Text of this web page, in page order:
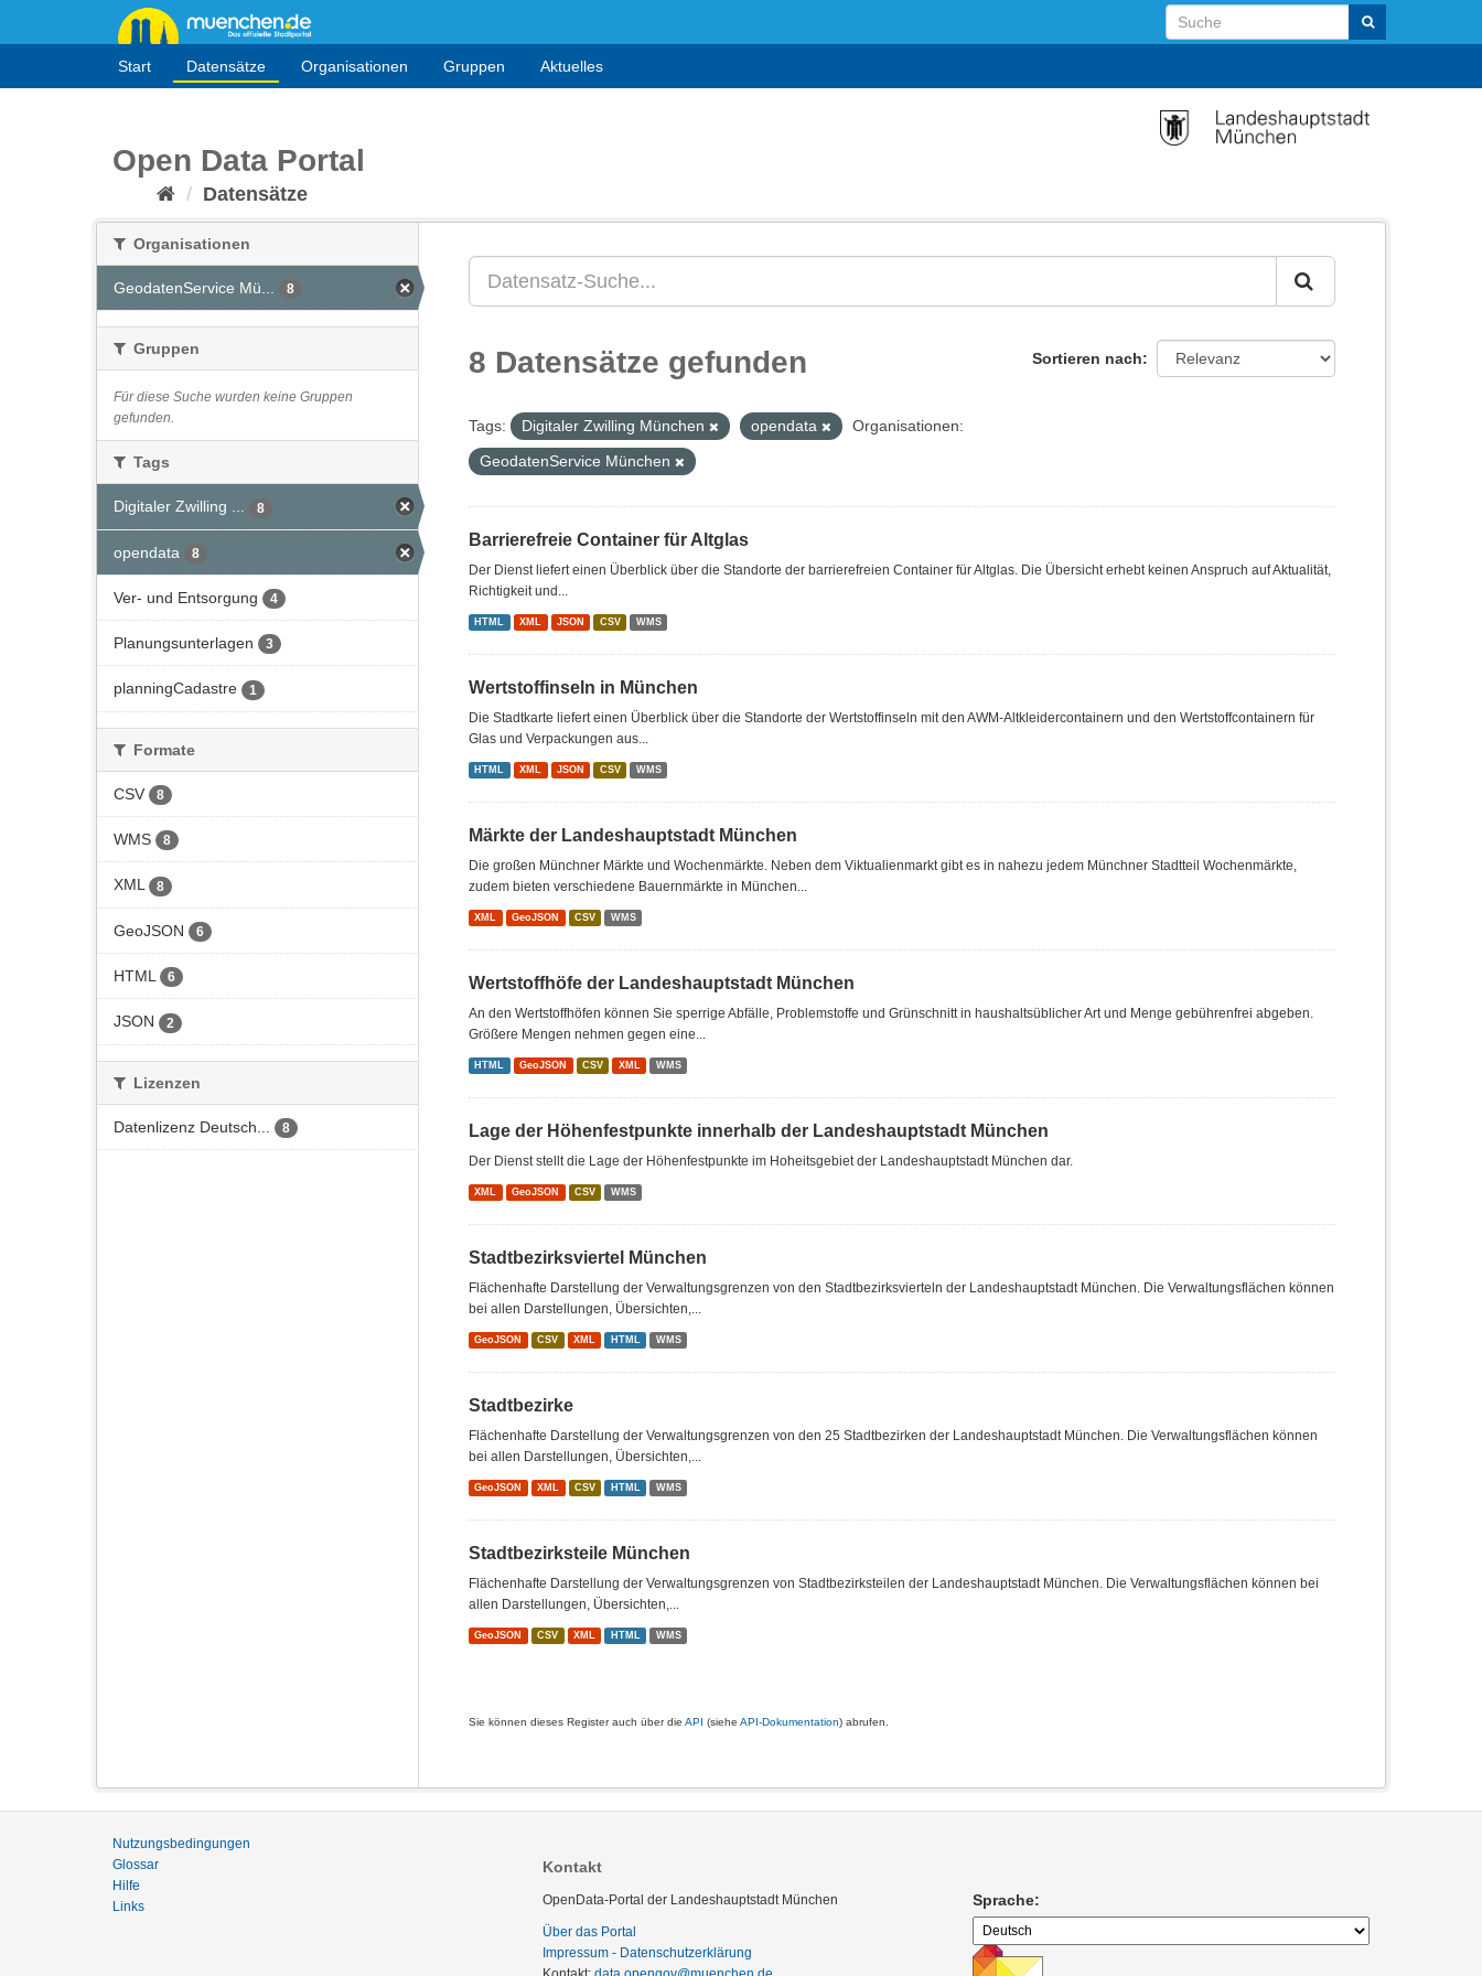
Start Datensätze Organisationen Gruppen Aktuelles
Open Data Portal
Datensätze
Organisationen
GeodatenService Mü... 8
Gruppen
Für diese Suche wurden keine Gruppen
gefunden.
Tags
Digitaler Zwilling ... 8
opendata 8
Ver- und Entsorgung 4
Planungsunterlagen 3
planningCadastre 1
Formate
CSV 8
WMS 8
XML 8
GeoJSON 6
HTML 6
JSON 2
Lizenzen
Datenlizenz Deutsch... 8
Sortieren nach
8 Datensätze gefunden
Tags: Digitaler Zwilling München opendata
Organisationen:
GeodatenService München
Barrierefreie Container für Altglas
Der Dienst liefert einen Überblick über die Standorte der barrierefreien Container für Altglas. Die Übersicht erhebt keinen Anspruch auf Aktualität,
Richtigkeit und...
HTML XML JSON CSV WMS
Wertstoffinseln in München
Die Stadtkarte liefert einen Überblick über die Standorte der Wertstoffinseln mit den AWM-Altkleidercontainern und den Wertstoffcontainern für
Glas und Verpackungen aus...
HTML XML JSON CSV WMS
Märkte der Landeshauptstadt München
Die großen Münchner Märkte und Wochenmärkte. Neben dem Viktualienmarkt gibt es in nahezu jedem Münchner Stadtteil Wochenmärkte,
zudem bieten verschiedene Bauernmärkte in München...
XML GeoJSON CSV WMS
Wertstoffhöfe der Landeshauptstadt München
An den Wertstoffhöfen können Sie sperrige Abfälle, Problemstoffe und Grünschnitt in haushaltsüblicher Art und Menge gebührenfrei abgeben.
Größere Mengen nehmen gegen eine...
HTML GeoJSON CSV XML WMS
Lage der Höhenfestpunkte innerhalb der Landeshauptstadt München
Der Dienst stellt die Lage der Höhenfestpunkte im Hoheitsgebiet der Landeshauptstadt München dar.
XML GeoJSON CSV WMS
Stadtbezirksviertel München
Flächenhafte Darstellung der Verwaltungsgrenzen von den Stadtbezirksvierteln der Landeshauptstadt München. Die Verwaltungsflächen können
bei allen Darstellungen, Übersichten,...
GeoJSON CSV XML HTML WMS
Stadtbezirke
Flächenhafte Darstellung der Verwaltungsgrenzen von den 25 Stadtbezirken der Landeshauptstadt München. Die Verwaltungsflächen können
bei allen Darstellungen, Übersichten,...
GeoJSON XML CSV HTML WMS
Stadtbezirksteile München
Flächenhafte Darstellung der Verwaltungsgrenzen von Stadtbezirksteilen der Landeshauptstadt München. Die Verwaltungsflächen können bei
allen Darstellungen, Übersichten,...
GeoJSON CSV XML HTML WMS
Sie können dieses Register auch über die API (siehe API-Dokumentation) abrufen.
Nutzungsbedingungen
Glossar
Hilfe
Links
Kontakt
OpenData-Portal der Landeshauptstadt München
Über das Portal
Impressum - Datenschutzerklärung
Sprache